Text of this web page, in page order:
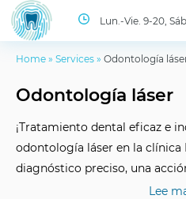
Lun.-Vie. 9-20,
Home » Services » Odontología
Odontología láser
¡Tratamiento dental eficaz e
odontología láser en la
diagnóstico preciso, una
durante el tratamiento y una
Lee